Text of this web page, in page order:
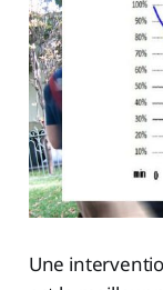
Une